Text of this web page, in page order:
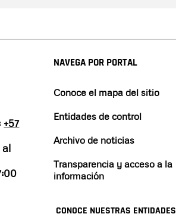
+57
al
NAVEGA POR PORTAL
Conoce el mapa del sitio
Entidades de control
Archivo de noticias
Transparencia y acceso a la
información
CONOCE NUESTRAS ENTIDADES